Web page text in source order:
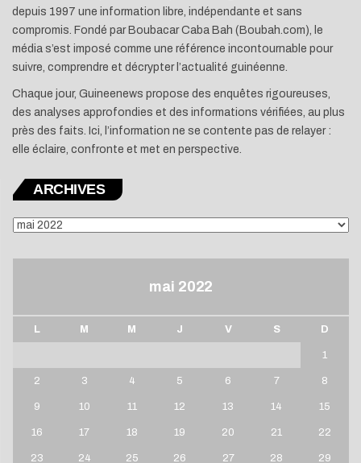
depuis 1997 une information libre, indépendante et sans
compromis. Fondé par Boubacar Caba Bah (Boubah.com), le
média s’est imposé comme une référence incontournable pour
suivre, comprendre et décrypter l’actualité guinéenne.
Chaque jour, Guineenews propose des enquêtes rigoureuses,
des analyses approfondies et des informations vérifiées, au plus
près des faits. Ici, l’information ne se contente pas de relayer :
elle éclaire, confronte et met en perspective.
ARCHIVES
ARCHIVES
mai 2022
L M M J V S D
1
2 3 4 5 6 7 8
9 10 11 12 13 14 15
16 17 18 19 20 21 22
23 24 25 26 27 28 29